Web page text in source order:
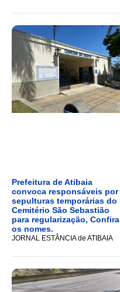
Prefeitura de Atibaia
convoca responsáveis por
sepulturas temporárias do
Cemitério São Sebastião
para regularização, Confira
os nomes.
JORNAL ESTÂNCIA de ATIBAIA